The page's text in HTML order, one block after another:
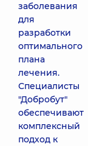
заболевания
для
разработки
оптимального
плана
лечения.
Специалисты
"Добробут"
обеспечивают
комплексный
подход к